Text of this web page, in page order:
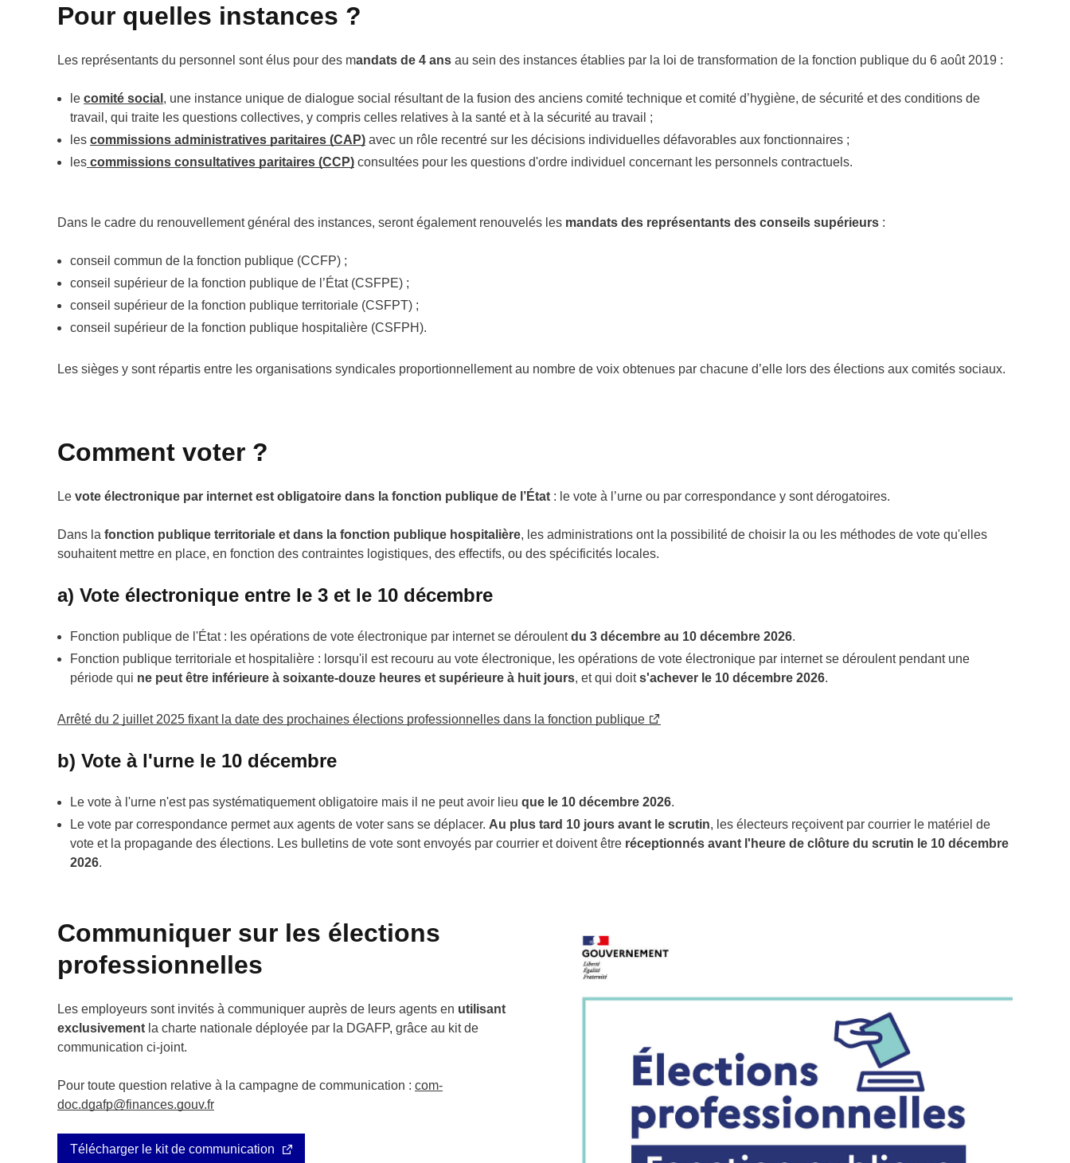
Pour quelles instances ?
Les représentants du personnel sont élus pour des mandats de 4 ans au sein des instances établies par la loi de transformation de la fonction publique du 6 août 2019 :
le comité social , une instance unique de dialogue social résultant de la fusion des anciens comité technique et comité d’hygiène, de sécurité et des conditions de
travail, qui traite les questions collectives, y compris celles relatives à la santé et à la sécurité au travail ;
les commissions administratives paritaires (CAP) avec un rôle recentré sur les décisions individuelles défavorables aux fonctionnaires ;
les commissions consultatives paritaires (CCP) consultées pour les questions d'ordre individuel concernant les personnels contractuels.
Dans le cadre du renouvellement général des instances, seront également renouvelés les mandats des représentants des conseils supérieurs :
conseil commun de la fonction publique (CCFP) ;
conseil supérieur de la fonction publique de l’État (CSFPE) ;
conseil supérieur de la fonction publique territoriale (CSFPT) ;
conseil supérieur de la fonction publique hospitalière (CSFPH).
Les sièges y sont répartis entre les organisations syndicales proportionnellement au nombre de voix obtenues par chacune d’elle lors des élections aux comités sociaux.
Comment voter ?
Le vote électronique par internet est obligatoire dans la fonction publique de l’État : le vote à l’urne ou par correspondance y sont dérogatoires.
Dans la fonction publique territoriale et dans la fonction publique hospitalière, les administrations ont la possibilité de choisir la ou les méthodes de vote qu'elles
souhaitent mettre en place, en fonction des contraintes logistiques, des effectifs, ou des spécificités locales.
a) Vote électronique entre le 3 et le 10 décembre
Fonction publique de l'État : les opérations de vote électronique par internet se déroulentdu 3 décembre au 10 décembre 2026.
Fonction publique territoriale et hospitalière : lorsqu'il est recouru au vote électronique, les opérations de vote électronique par internet se déroulent pendant une
période qui ne peut être inférieure à soixante-douze heures et supérieure à huit jours, et qui doits'achever le 10 décembre 2026.
Arrêté du 2 juillet 2025 fixant la date des prochaines élections professionnelles dans la fonction publique
b) Vote à l'urne le 10 décembre
Le vote à l'urne n'est pas systématiquement obligatoire mais il ne peut avoir lieu que le 10 décembre 2026.
Le vote par correspondance permet aux agents de voter sans se déplacer. Au plus tard 10 jours avant le scrutin, les électeurs reçoivent par courrier le matériel de
vote et la propagande des élections. Les bulletins de vote sont envoyés par courrier et doivent être réceptionnés avant l'heure de clôture du scrutin le 10 décembre
2026.
Communiquer sur les élections
professionnelles
Les employeurs sont invités à communiquer auprès de leurs agents en utilisant
exclusivement la charte nationale déployée par la DGAFP, grâce au kit de
communication ci-joint.
Pour toute question relative à la campagne de communication : com-
doc.dgafp@finances.gouv.fr
Télécharger le kit de communication